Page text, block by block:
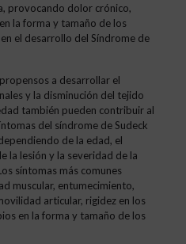
provocando dolor crónico,
la forma y tamaño de los
el desarrollo del Síndrome de
a desarrollar el
y la disminución del tejido
también pueden contribuir al
del síndrome de Sudeck
de la edad, el
la lesión y la severidad de la
síntomas más comunes
muscular, entumecimiento,
articular, rigidez en los
en la forma y tamaño de los